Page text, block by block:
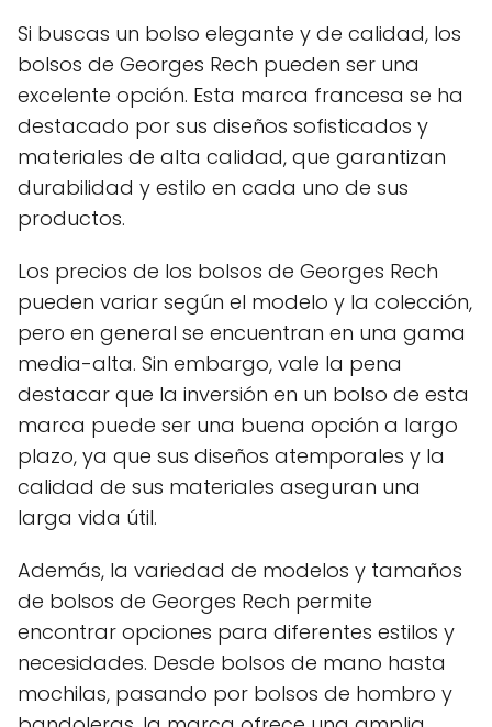
Si buscas un bolso elegante y de calidad, los
bolsos de Georges Rech pueden ser una
excelente opción. Esta marca francesa se ha
destacado por sus diseños sofisticados y
materiales de alta calidad, que garantizan
durabilidad y estilo en cada uno de sus
productos.
Los precios de los bolsos de Georges Rech
pueden variar según el modelo y la colección,
pero en general se encuentran en una gama
media-alta. Sin embargo, vale la pena
destacar que la inversión en un bolso de esta
marca puede ser una buena opción a largo
plazo, ya que sus diseños atemporales y la
calidad de sus materiales aseguran una
larga vida útil.
Además, la variedad de modelos y tamaños
de bolsos de Georges Rech permite
encontrar opciones para diferentes estilos y
necesidades. Desde bolsos de mano hasta
mochilas, pasando por bolsos de hombro y